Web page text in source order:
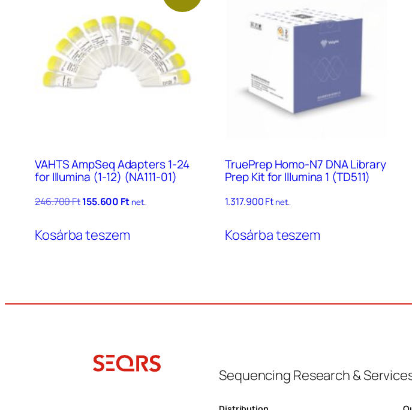
VAHTS AmpSeq Adapters 1-24
for Illumina (1-12) (NA111-01)
246.700FtOriginal
was:
246.700 Ft.
155.600 FtCurrent
155.600 Ft.
net.
Kosárba teszem
TruePrep Homo-N7 DNA Library
Prep Kit for Illumina 1 (TD511)
1.317.900Ft net.
Kosárba teszem
Sequencing Research &